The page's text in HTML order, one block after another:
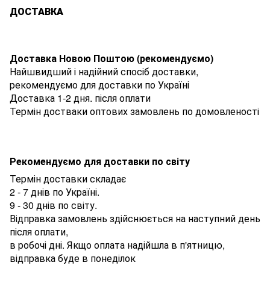
ДОСТАВКА
Доставка Новою Поштою (рекомендуємо)
Найшвидший і надійний спосіб доставки,
рекомендуємо для доставки по Україні
Доставка 1-2 дня. після оплати
Термін достваки оптових замовлень по домовленості
Рекомендуємо для доставки по світу
Термін доставки складає
2 - 7 днів по Україні.
9 - 30 днів по світу.
Відправка замовлень здійснюється на наступний день
після оплати,
в робочі дні. Якщо оплата надійшла в п'ятницю,
відправка буде в понеділок